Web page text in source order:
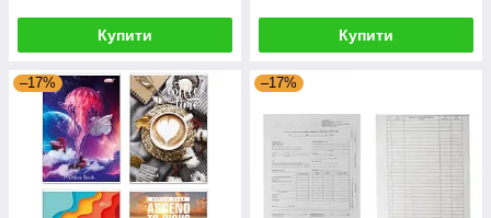
Купити Купити
–17% –17%